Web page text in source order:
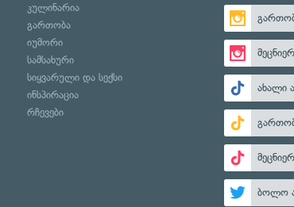
კულინარია
გართობა
იუმორი
სამსახური
სიყვარული და სექსი
ინსპირაცია
რჩევები
ახალი
ბოლო